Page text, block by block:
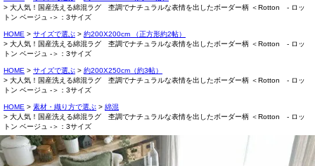
大人気！国産洗える綿混ラグ 杢調でナチュラルな表情を出したボーダー柄 ＜Rotton - ロッ
トン ベージュ -＞：3サイズ
HOME サイズで選ぶ
約200X200cm （正方形約2帖）
大人気！国産洗える綿混ラグ 杢調でナチュラルな表情を出したボーダー柄 ＜Rotton - ロッ
トン ベージュ -＞：3サイズ
HOME サイズで選ぶ
約200X250cm（約3帖）
大人気！国産洗える綿混ラグ 杢調でナチュラルな表情を出したボーダー柄 ＜Rotton - ロッ
トン ベージュ -＞：3サイズ
HOME 素材・織り方で選ぶ
綿混
大人気！国産洗える綿混ラグ 杢調でナチュラルな表情を出したボーダー柄 ＜Rotton - ロッ
トン ベージュ -＞：3サイズ